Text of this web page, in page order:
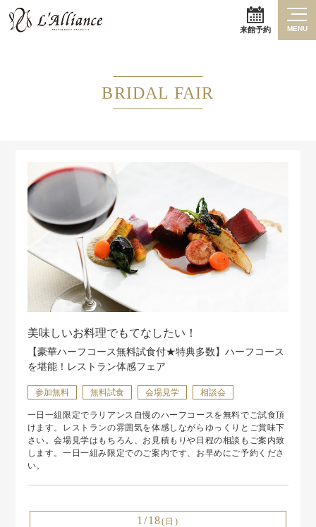
来館予約 MENU
BRIDAL FAIR
美味しいお料理でもてなしたい！
【豪華ハーフコース無料試食付★特典多数】ハーフコース
を堪能！レストラン体感フェア
参加無料 無料試食 会場見学 相談会
一日一組限定でラリアンス自慢のハーフコースを無料でご試食頂
けます。レストランの雰囲気を体感しながらゆっくりとご賞味下
さい。会場見学はもちろん、お見積もりや日程の相談もご案内致
します。一日一組み限定でのご案内です、お早めにご予約くださ
い。
1/18(日)